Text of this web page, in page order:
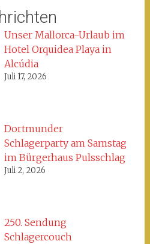
Unser Mallorca-Urlaub im
Hotel Orquidea Playa in
Alcúdia
Juli 17, 2026
Dortmunder
Schlagerparty am Samstag
im Bürgerhaus Pulsschlag
Juli 2, 2026
250. Sendung
Schlagercouch